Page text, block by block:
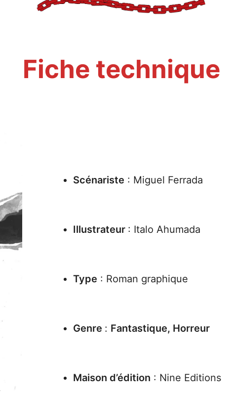
Fiche technique
Scénariste : Miguel Ferrada
Illustrateur : Italo Ahumada
Type : Roman graphique
Genre : Fantastique, Horreur
Maison d’édition : Nine Editions